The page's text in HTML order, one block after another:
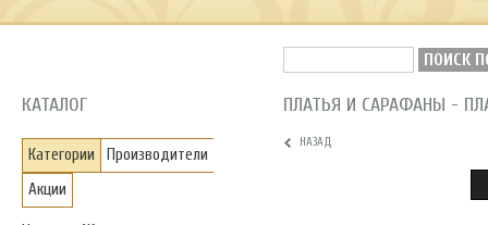
ПОИСК
КАТАЛОГ
Категории
Производители
Акции
ПЛАТЬЯ И САРАФАНЫ -
НАЗАД